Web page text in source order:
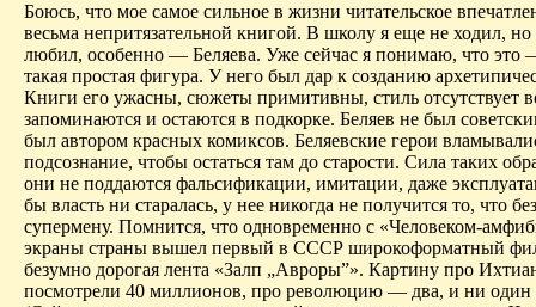
Боюсь, что мое самое сильное в жизни читательское
весьма непритязательной книгой. В школу я еще не ходил, но
любил, особенно — Беляева. Уже сейчас я понимаю, что это
такая простая фигура. У него был дар к созданию
Книги его ужасны, сюжеты примитивны, стиль отсутствует
запоминаются и остаются в подкорке. Беляев не был
был автором красных комиксов. Беляевские герои
подсознание, чтобы остаться там до старости. Сила таких
они не поддаются фальсификации, имитации, даже
бы власть ни старалась, у нее никогда не получится то, что
супермену. Помнится, что одновременно с «Человеком-
экраны страны вышел первый в СССР широкоформатный
безумно дорогая лента «Залп „Авроры”». Картину про
посмотрели 40 миллионов, про революцию — два, и ни один